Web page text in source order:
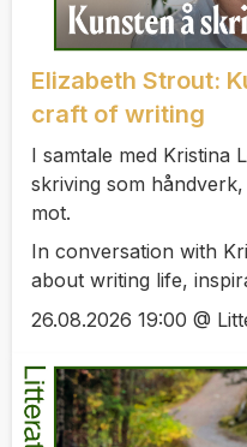
Elizabeth Strout:
craft of writing
I samtale med Kristina
skriving som
mot.
In conversation with
about writing life,
26.08.2026 19:00 @